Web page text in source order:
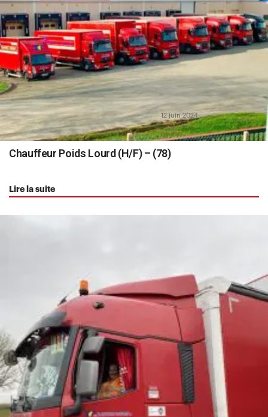
Chauffeur Poids Lourd (H/F) – (78)
12 juin 2024
Lire la suite